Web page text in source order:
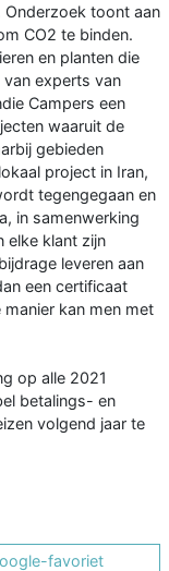
toont aan
CO2 te binden.
en planten die
experts van
Campers een
waaruit de
gebieden
project in Iran,
tegengegaan en
in samenwerking
elke klant zijn
leveren aan
een certificaat
kan men met
op alle 2021
betalings- en
volgend jaar te
favoriet